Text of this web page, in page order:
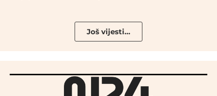
Još vijesti...